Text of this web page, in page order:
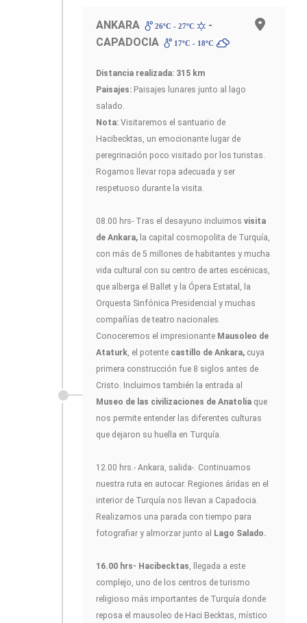
ANKARA 26ºC - 27ºC
-
CAPADOCIA
17ºC - 18ºC
Distancia realizada: 315 km
Paisajes: Paisajes lunares junto al lago
salado.
Nota: Visitaremos el santuario de
Hacibecktas, un emocionante lugar de
peregrinación poco visitado por los turistas.
Rogamos llevar ropa adecuada y ser
respetuoso durante la visita.
08.00 hrs- Tras el desayuno incluimos visita
de Ankara, la capital cosmopolita de Turquía,
con más de 5 millones de habitantes y mucha
vida cultural con su centro de artes escénicas,
que alberga el Ballet y la Ópera Estatal, la
Orquesta Sinfónica Presidencial y muchas
compañías de teatro nacionales.
Conoceremos el impresionante Mausoleo de
Ataturk , el potente castillo de Ankara, cuya
primera construcción fue 8 siglos antes de
Cristo. Incluimos también la entrada al
Museo de las civilizaciones de Anatolia que
nos permite entender las diferentes culturas
que dejaron su huella en Turquía.
12.00 hrs.- Ankara, salida-. Continuamos
nuestra ruta en autocar. Regiones áridas en el
interior de Turquía nos llevan a Capadocia.
Realizamos una parada con tiempo para
fotografiar y almorzar junto al Lago Salado.
16.00 hrs- Hacibecktas , llegada a este
complejo, uno de los centros de turismo
religioso más importantes de Turquía donde
reposa el mausoleo de Haci Becktas, místico